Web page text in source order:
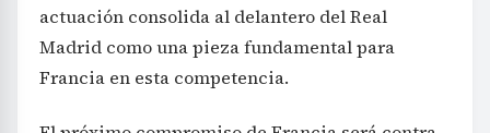
actuación consolida al delantero del Real
Madrid como una pieza fundamental para
Francia en esta competencia.